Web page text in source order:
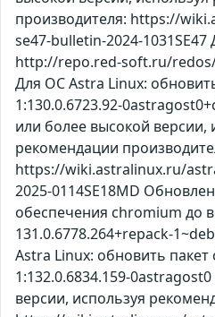
производителя: https://
se47-bulletin-2024-
http://repo.red-soft.ru/
Для ОС Astra Linux:
1:130.0.6723.92-
или более высокой версии,
рекомендации
https://wiki.astralinux.ru/
2025-0114SE18MD
обеспечения chromium до
131.0.6778.264+repack-
Astra Linux: обновить
1:132.0.6834.159-
версии, используя